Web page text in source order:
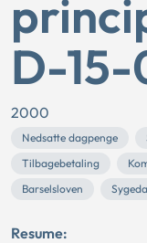
D-
2000
Nedsatte dagpenge
Tilbagebetaling
Barselsloven
Resume: